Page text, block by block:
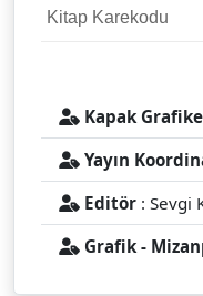
Kitap Karekodu
Kapak
Yayın
Editör : Sevgi
Grafik -